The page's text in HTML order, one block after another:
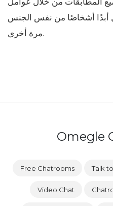
أبدًا أشخاصًا من نفس الجنس
مرة أخرى.
Omegle
Free Chatrooms Talk
Video Chat